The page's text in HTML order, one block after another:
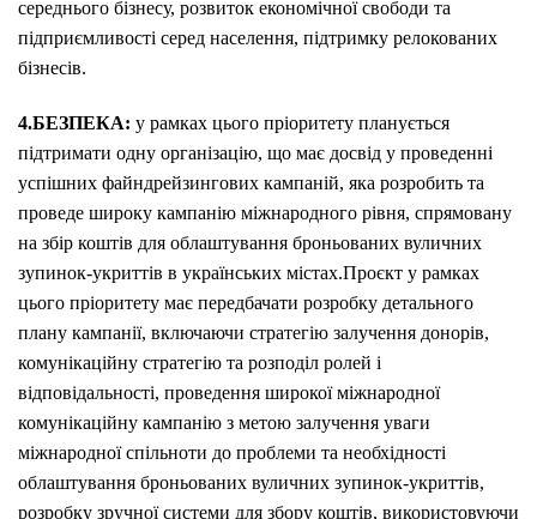
середнього бізнесу, розвиток економічної свободи та
підприємливості серед населення, підтримку релокованих
бізнесів.
4.БЕЗПЕКА: у рамках цього пріоритету планується
підтримати одну організацію, що має досвід у проведенні
успішних файндрейзингових кампаній, яка розробить та
проведе широку кампанію міжнародного рівня, спрямовану
на збір коштів для облаштування броньованих вуличних
зупинок-укриттів в українських містах.Проєкт у рамках
цього пріоритету має передбачати розробку детального
плану кампанії, включаючи стратегію залучення донорів,
комунікаційну стратегію та розподіл ролей і
відповідальності, проведення широкої міжнародної
комунікаційну кампанію з метою залучення уваги
міжнародної спільноти до проблеми та необхідності
облаштування броньованих вуличних зупинок-укриттів,
розробку зручної системи для збору коштів, використовуючи